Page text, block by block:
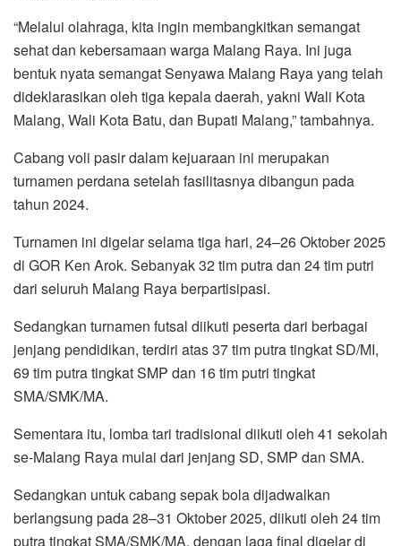
“Melalui olahraga, kita ingin membangkitkan semangat
sehat dan kebersamaan warga Malang Raya. Ini juga
bentuk nyata semangat Senyawa Malang Raya yang telah
dideklarasikan oleh tiga kepala daerah, yakni Wali Kota
Malang, Wali Kota Batu, dan Bupati Malang,” tambahnya.
Cabang voli pasir dalam kejuaraan ini merupakan
turnamen perdana setelah fasilitasnya dibangun pada
tahun 2024.
Turnamen ini digelar selama tiga hari, 24–26 Oktober 2025
di GOR Ken Arok. Sebanyak 32 tim putra dan 24 tim putri
dari seluruh Malang Raya berpartisipasi.
Sedangkan turnamen futsal diikuti peserta dari berbagai
jenjang pendidikan, terdiri atas 37 tim putra tingkat SD/MI,
69 tim putra tingkat SMP dan 16 tim putri tingkat
SMA/SMK/MA.
Sementara itu, lomba tari tradisional diikuti oleh 41 sekolah
se-Malang Raya mulai dari jenjang SD, SMP dan SMA.
Sedangkan untuk cabang sepak bola dijadwalkan
berlangsung pada 28–31 Oktober 2025, diikuti oleh 24 tim
putra tingkat SMA/SMK/MA, dengan laga final digelar di